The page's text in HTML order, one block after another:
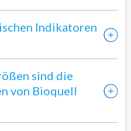
Indikatoren
sind die
von Bioquell